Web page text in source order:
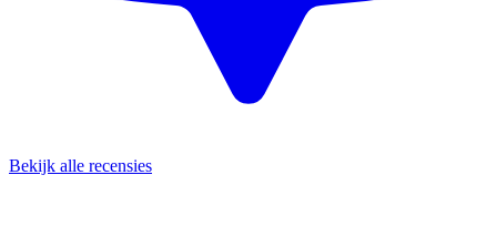
Bekijk alle recensies